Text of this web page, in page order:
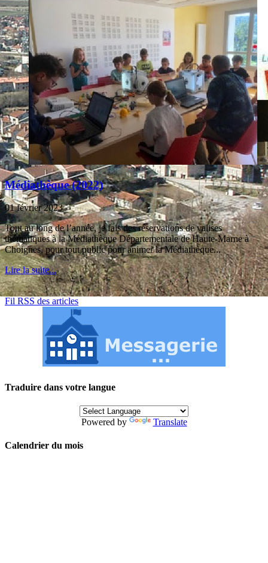
Médiathèque (2022)
01 février 2023
Tout au long de l’année, je fais des réservations de valises
thématiques à la Médiathèque Départementale de Haute-Marne à
Choignes, pour tout public pour animer la Médiathèque...
Lire la suite...
Fil RSS des articles
Traduire dans votre langue
Powered by Translate
Calendrier du mois